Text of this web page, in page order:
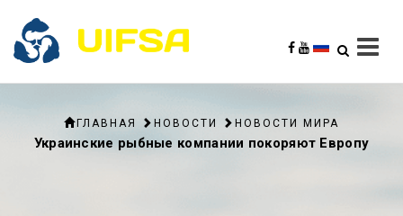
ГЛАВНАЯ НОВОСТИ НОВОСТИ МИРА
Украинские рыбные компании покоряют Европу